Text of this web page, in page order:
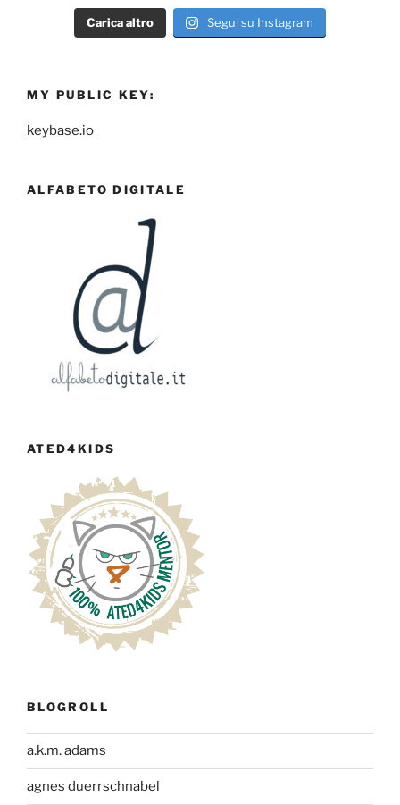
Carica altro Segui su Instagram
MY PUBLIC KEY:
keybase.io
ALFABETO DIGITALE
ATED4KIDS
BLOGROLL
a.k.m. adams
agnes duerrschnabel